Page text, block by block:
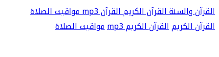
القرآن والسنةالقرآن الكريمالقرآن mp3
مواقيت الصلاة
القرآن الكريمالقرآن الكريم mp3 مواقيت الصلاة